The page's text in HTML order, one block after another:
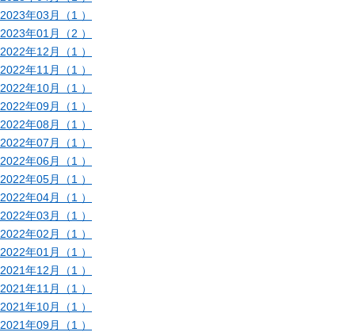
2023年03月（1 ）
2023年01月（2 ）
2022年12月（1 ）
2022年11月（1 ）
2022年10月（1 ）
2022年09月（1 ）
2022年08月（1 ）
2022年07月（1 ）
2022年06月（1 ）
2022年05月（1 ）
2022年04月（1 ）
2022年03月（1 ）
2022年02月（1 ）
2022年01月（1 ）
2021年12月（1 ）
2021年11月（1 ）
2021年10月（1 ）
2021年09月（1 ）